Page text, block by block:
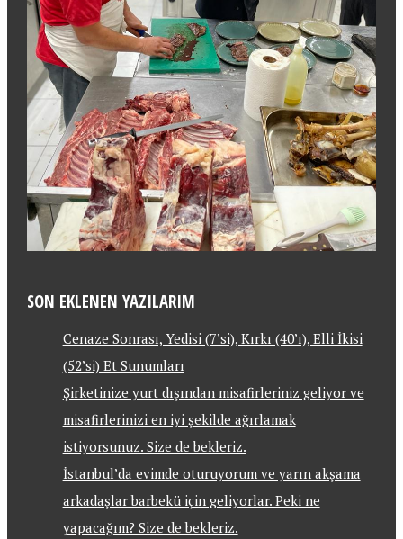
SON EKLENEN YAZILARIM
Cenaze Sonrası, Yedisi (7’si), Kırkı (40’ı), Elli İkisi
(52’si) Et Sunumları
Şirketinize yurt dışından misafirleriniz geliyor ve
misafirlerinizi en iyi şekilde ağırlamak
istiyorsunuz. Size de bekleriz.
İstanbul’da evimde oturuyorum ve yarın akşama
arkadaşlar barbekü için geliyorlar. Peki ne
yapacağım? Size de bekleriz.